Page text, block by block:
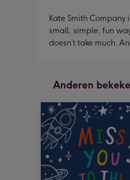
Kate Smith
small, simple, fun
doesn’t take much.
Anderen